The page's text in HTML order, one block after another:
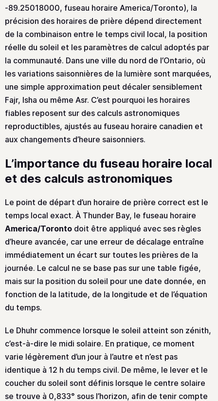
-89.25018000, fuseau horaire America/Toronto), la
précision des horaires de prière dépend directement
de la combinaison entre le temps civil local, la position
réelle du soleil et les paramètres de calcul adoptés par
la communauté. Dans une ville du nord de l’Ontario, où
les variations saisonnières de la lumière sont marquées,
une simple approximation peut décaler sensiblement
Fajr, Isha ou même Asr. C’est pourquoi les horaires
fiables reposent sur des calculs astronomiques
reproductibles, ajustés au fuseau horaire canadien et
aux changements d’heure saisonniers.
L’importance du fuseau horaire local
et des calculs astronomiques
Le point de départ d’un horaire de prière correct est le
temps local exact. À Thunder Bay, le fuseau horaire
America/Toronto doit être appliqué avec ses règles
d’heure avancée, car une erreur de décalage entraîne
immédiatement un écart sur toutes les prières de la
journée. Le calcul ne se base pas sur une table figée,
mais sur la position du soleil pour une date donnée, en
fonction de la latitude, de la longitude et de l’équation
du temps.
Le Dhuhr commence lorsque le soleil atteint son zénith,
c’est-à-dire le midi solaire. En pratique, ce moment
varie légèrement d’un jour à l’autre et n’est pas
identique à 12 h du temps civil. De même, le lever et le
coucher du soleil sont définis lorsque le centre solaire
se trouve à 0,833° sous l’horizon, afin de tenir compte